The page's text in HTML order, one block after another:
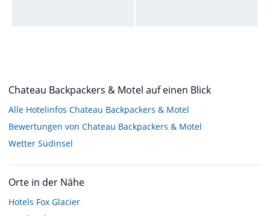
Chateau Backpackers & Motel auf einen Blick
Alle Hotelinfos Chateau Backpackers & Motel
Bewertungen von Chateau Backpackers & Motel
Wetter Südinsel
Orte in der Nähe
Hotels Fox Glacier